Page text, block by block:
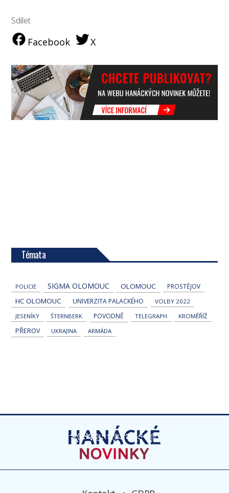
Sdílet
Facebook X
Témata
POLICIE SIGMA OLOMOUC OLOMOUC PROSTĚJOV
HC OLOMOUC UNIVERZITA PALACKÉHO
VOLBY 2022
JESENÍKY
ŠTERNBERK POVODNĚ TELEGRAPH KROMĚŘÍŽ
PŘEROV UKRAJINA ARMÁDA